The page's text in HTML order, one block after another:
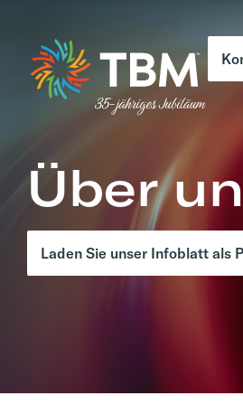
Über
Laden Sie unser Infoblatt als